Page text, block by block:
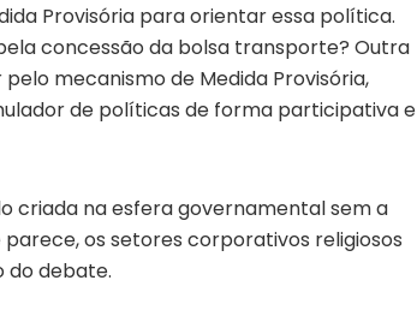
Provisória para orientar essa política.
concessão da bolsa transporte? Outra
mecanismo de Medida Provisória,
de políticas de forma participativa e
criada na esfera governamental sem a
os setores corporativos religiosos
do debate.